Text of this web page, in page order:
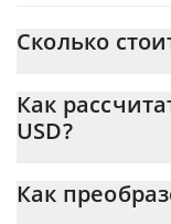
Сколько
На данный момент 1
Как
USD?
цену конвертации
Как